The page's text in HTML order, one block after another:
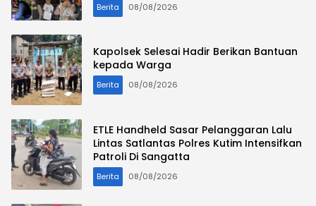
Berita 08/08/2026
Kapolsek Selesai Hadir Berikan Bantuan
kepada Warga
Berita 08/08/2026
ETLE Handheld Sasar Pelanggaran Lalu
Lintas Satlantas Polres Kutim Intensifkan
Patroli Di Sangatta
Berita 08/08/2026